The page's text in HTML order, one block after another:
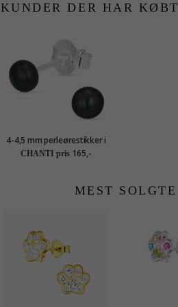
KUNDER DER HAR
4-4,5 mm perleørestikker i
sølv
CHANTI pris 165,-
MEST